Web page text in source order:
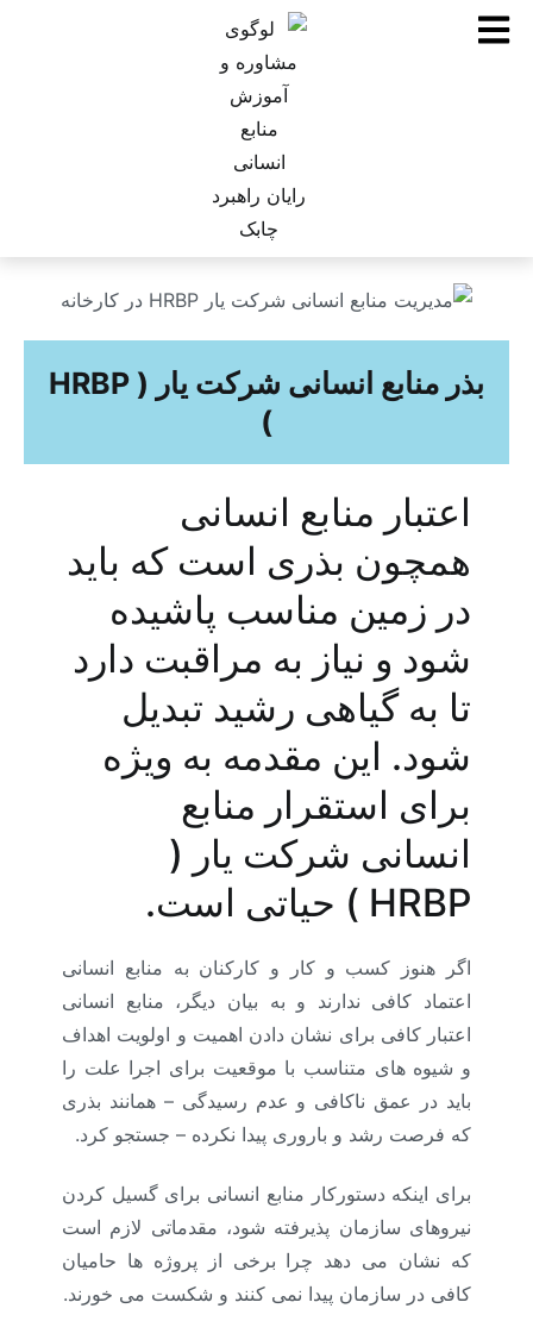
بذر منابع انسانی شرکت یار ( HRBP
)
اعتبار منابع انسانی
همچون بذری است که باید
در زمین مناسب پاشیده
شود و نیاز به مراقبت دارد
تا به گیاهی رشید تبدیل
شود. این مقدمه به ویژه
برای استقرار منابع
انسانی شرکت یار (
HRBP ) حیاتی است.
اگر هنوز کسب و کار و کارکنان به منابع انسانی
اعتماد کافی ندارند و به بیان دیگر، منابع انسانی
اعتبار کافی برای نشان دادن اهمیت و اولویت اهداف
و شیوه های متناسب با موقعیت برای اجرا علت را
باید در عمق ناکافی و عدم رسیدگی – همانند بذری
که فرصت رشد و باروری پیدا نکرده – جستجو کرد.
برای اینکه دستورکار منابع انسانی برای گسیل کردن
نیروهای سازمان پذیرفته شود، مقدماتی لازم است
که نشان می دهد چرا برخی از پروژه ها حامیان
کافی در سازمان پیدا نمی کنند و شکست می خورند.